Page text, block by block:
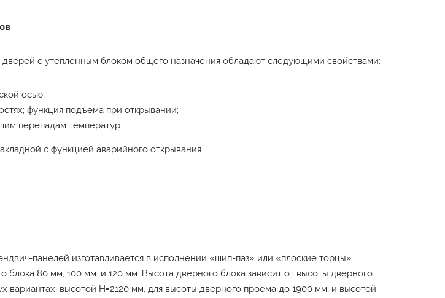
с утепленным блоком общего назначения обладают следующими свойствами:
осью;
функция подъема при открывании;
перепадам температур.
с функцией аварийного открывания.
панелей изготавливается в исполнении «шип-паз» или «плоские торцы».
блока 80 мм, 100 мм. и 120 мм. Высота дверного блока зависит от высоты дверного
вариантах: высотой Н=2120 мм. для высоты дверного проема до 1900 мм, и высотой